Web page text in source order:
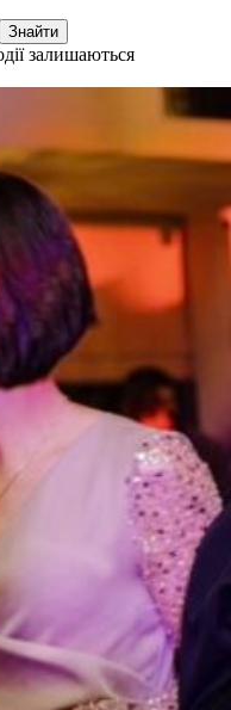
залишаються